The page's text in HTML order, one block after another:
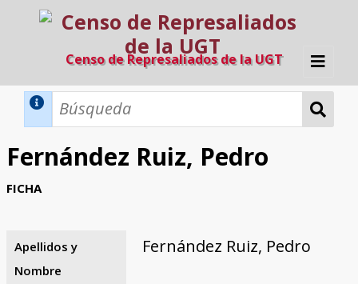
Censo de Represaliados de la UGT
Inicio
Búsqueda Dinámica
Búsqueda Avanzada
Razones y objetivos
El equipo
Colaboradores
Fuentes documentales
Fernández Ruiz, Pedro
FICHA
Apellidos y
Nombre
Fernández Ruiz, Pedro